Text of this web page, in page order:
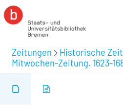
Zeitungen Historische
Mitwochen-Zeitung. 1623-